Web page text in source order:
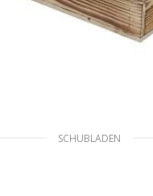
SCHUBLADEN